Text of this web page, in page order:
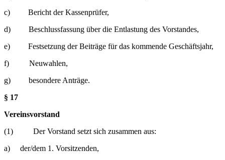
c) Bericht der Kassenprüfer,
d) Beschlussfassung über die Entlastung des Vorstandes,
e) Festsetzung der Beiträge für das kommende Geschäftsjahr,
f) Neuwahlen,
g) besondere Anträge.
§ 17
Vereinsvorstand
(1) Der Vorstand setzt sich zusammen aus:
a) der/dem 1. Vorsitzenden,